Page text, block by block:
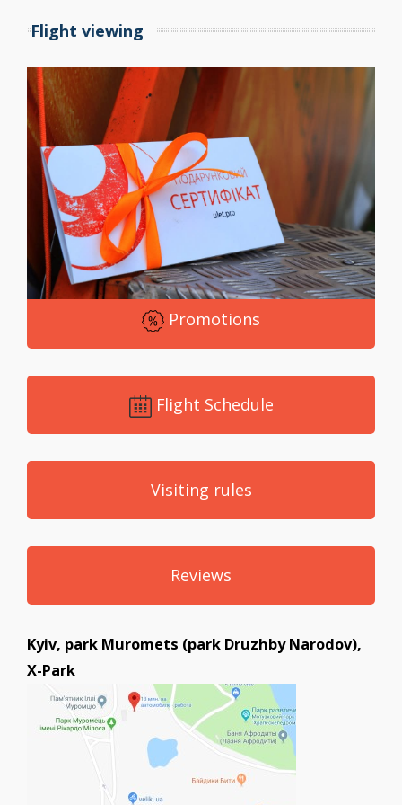
Flight viewing
Promotions
Flight Schedule
Visiting rules
Reviews
Kyiv, park Muromets (park Druzhby Narodov),
X-Park